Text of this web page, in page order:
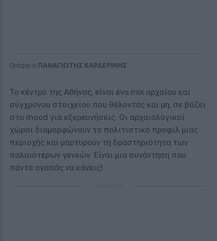
Γράφει ο ΠΑΝΑΓΙΩΤΗΣ ΚΑΡΔΕΡΙΝΗΣ
Το κέντρο της Αθήνας, είναι ένα mix αρχαίου και
σύγχρονου στοιχείου που θέλοντας και μη, σε βάζει
στο mood για εξερευνήσεις. Οι αρχαιολογικοί
χώροι διαμορφώνουν το πολιτιστικό προφίλ μιας
περιοχής και μαρτυρούν τη δραστηριότητα των
παλαιότερων γενεών. Είναι μια συνάντηση που
πάντα αγαπάς να κάνεις!